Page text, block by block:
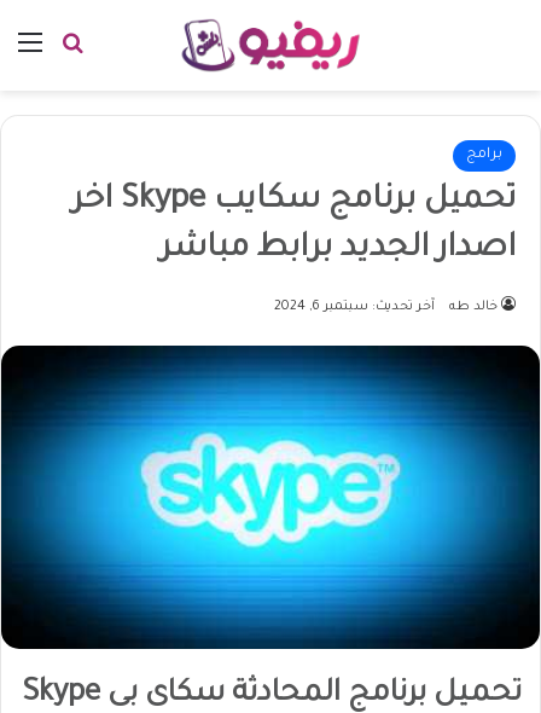
بحث
برامج
تحميل برنامج سكايب Skype اخر
اصدار الجديد برابط مباشر
خالد طه آخر تحديث: سبتمبر 6, 2024
تحميل برنامج المحادثة سكاى بى Skype